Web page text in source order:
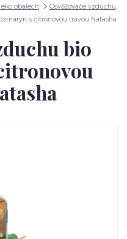
obalech
Osvěžovače vzduchu,
s citronovou trávou Natasha
bio